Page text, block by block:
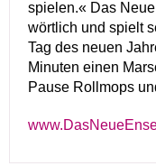
spielen.« Das
wörtlich und spielt
Tag des neuen
Minuten einen
Pause Rollmops